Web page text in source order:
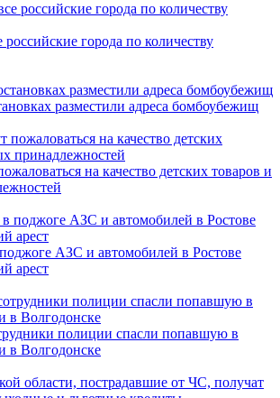
российские города по количеству
разместили адреса бомбоубежищ
на качество детских товаров и
АЗС и автомобилей в Ростове
арест
полиции спасли попавшую в
в Волгодонске